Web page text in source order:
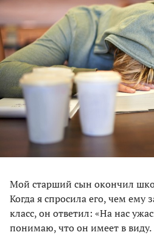
Мой старший сын окончил
Когда я спросила его, чем ему
класс, он ответил: «На нас
понимаю, что он имеет в виду.